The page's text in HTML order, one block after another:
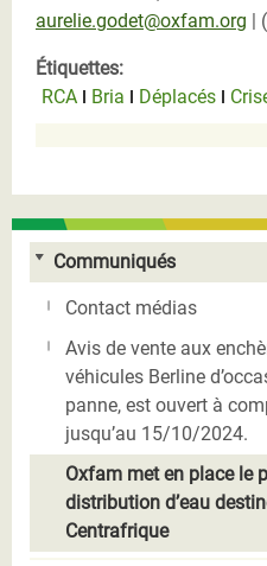
aurelie.godet@oxfam.org |
Étiquettes:
RCA
Bria Déplacés
Communiqués
Contact médias
Avis de vente aux
véhicules Berline
panne, est ouvert à
jusqu’au 15/10/2024.
Oxfam met en place le
distribution d’eau
Centrafrique